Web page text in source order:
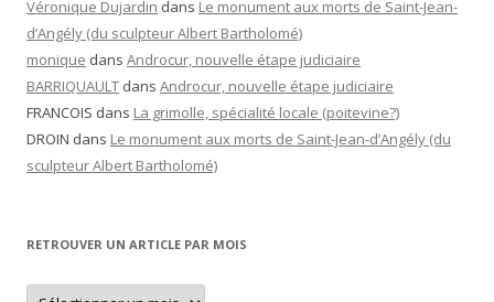
Véronique Dujardin dans Le monument aux morts de Saint-Jean-
d’Angély (du sculpteur Albert Bartholomé)
monique dans Androcur, nouvelle étape judiciaire
BARRIQUAULT dans Androcur, nouvelle étape judiciaire
FRANCOIS dans La grimolle, spécialité locale (poitevine?)
DROIN dans Le monument aux morts de Saint-Jean-d’Angély (du
sculpteur Albert Bartholomé)
RETROUVER UN ARTICLE PAR MOIS
Retrouver